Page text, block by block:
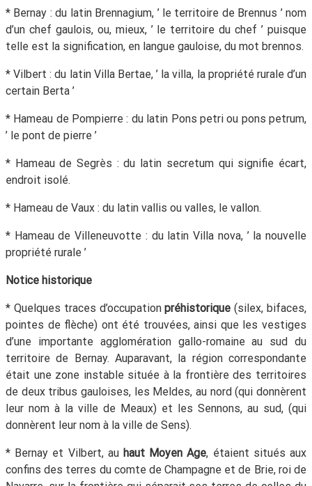
* Bernay : du latin Brennagium, ’ le territoire de Brennus ’ nom
d’un chef gaulois, ou, mieux, ’ le territoire du chef ’ puisque
telle est la signification, en langue gauloise, du mot brennos.
* Vilbert : du latin Villa Bertae, ’ la villa, la propriété rurale d’un
certain Berta ’
* Hameau de Pompierre : du latin Pons petri ou pons petrum,
’ le pont de pierre ’
* Hameau de Segrès : du latin secretum qui signifie écart,
endroit isolé.
* Hameau de Vaux : du latin vallis ou valles, le vallon.
* Hameau de Villeneuvotte : du latin Villa nova, ’ la nouvelle
propriété rurale ’
Notice historique
* Quelques traces d’occupationpréhistorique(silex, bifaces,
pointes de flèche) ont été trouvées, ainsi que les vestiges
d’une importante agglomération gallo-romaine au sud du
territoire de Bernay. Auparavant, la région correspondante
était une zone instable située à la frontière des territoires
de deux tribus gauloises, les Meldes, au nord (qui donnèrent
leur nom à la ville de Meaux) et les Sennons, au sud, (qui
donnèrent leur nom à la ville de Sens).
* Bernay et Vilbert, au haut Moyen Age, étaient situés aux
confins des terres du comte de Champagne et de Brie, roi de